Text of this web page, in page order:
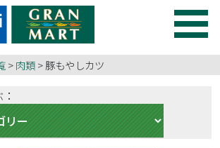
元気をつくる！ グランマートは食で健康
>肉類>豚もやしカツ